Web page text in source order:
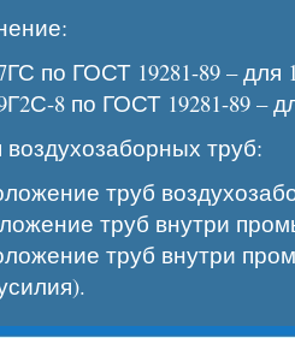
по ГОСТ 19281-89 –
8 по ГОСТ 19281-89 –
труб:
труб
труб внутри
труб внутри